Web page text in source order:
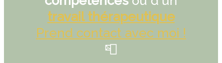
travail thérapeutique
Prend contact avec moi !
📮